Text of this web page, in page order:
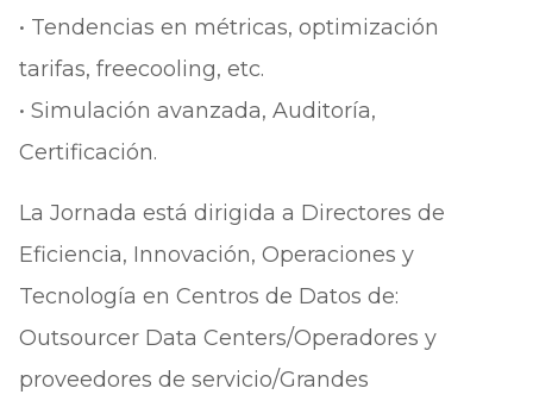
• Tendencias en métricas, optimización
tarifas, freecooling, etc.
• Simulación avanzada, Auditoría,
Certificación.
La Jornada está dirigida a Directores de
Eficiencia, Innovación, Operaciones y
Tecnología en Centros de Datos de:
Outsourcer Data Centers/Operadores y
proveedores de servicio/Grandes